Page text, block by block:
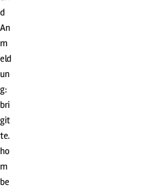
d
An
m
eld
un
g:
bri
git
te.
ho
m
be